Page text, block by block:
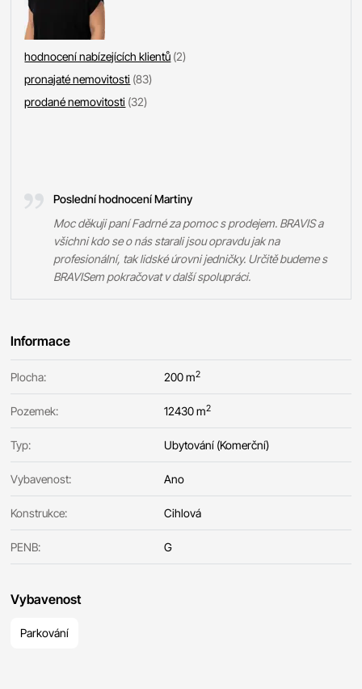
hodnocení nabízejících klientů (2)
pronajaté nemovitosti (83)
prodané nemovitosti (32)
Poslední hodnocení Martiny
Moc děkuji paní Fadrné za pomoc s prodejem. BRAVIS a
všichni kdo se o nás starali jsou opravdu jak na
profesionální, tak lidské úrovni jedničky. Určitě budeme s
BRAVISem pokračovat v další spolupráci.
Informace
Plocha: 200 m2
Pozemek: 12430 m2
Typ: Ubytování (Komerční)
Vybavenost: Ano
Konstrukce: Cihlová
PENB: G
Vybavenost
Parkování